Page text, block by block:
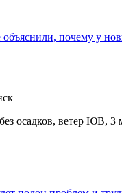
почему у
осадков, ветер ЮВ, 3